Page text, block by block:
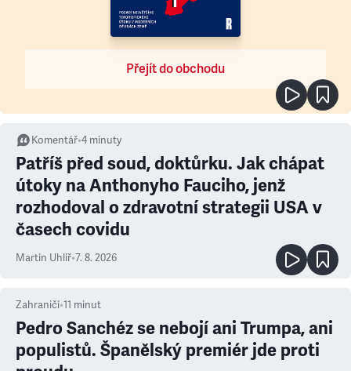
Přejít do obchodu
Komentář•4 minuty
Patříš před soud, doktůrku. Jak chápat
útoky na Anthonyho Fauciho, jenž
rozhodoval o zdravotní strategii USA v
časech covidu
Martin Uhlíř•7. 8. 2026
Zahraničí•11 minut
Pedro Sanchéz se nebojí ani Trumpa, ani
populistů. Španělský premiér jde proti